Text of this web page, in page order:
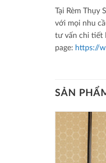
Tại Rèm Thụy
với mọi nhu
tư vấn chi tiết
page: https://
SẢN